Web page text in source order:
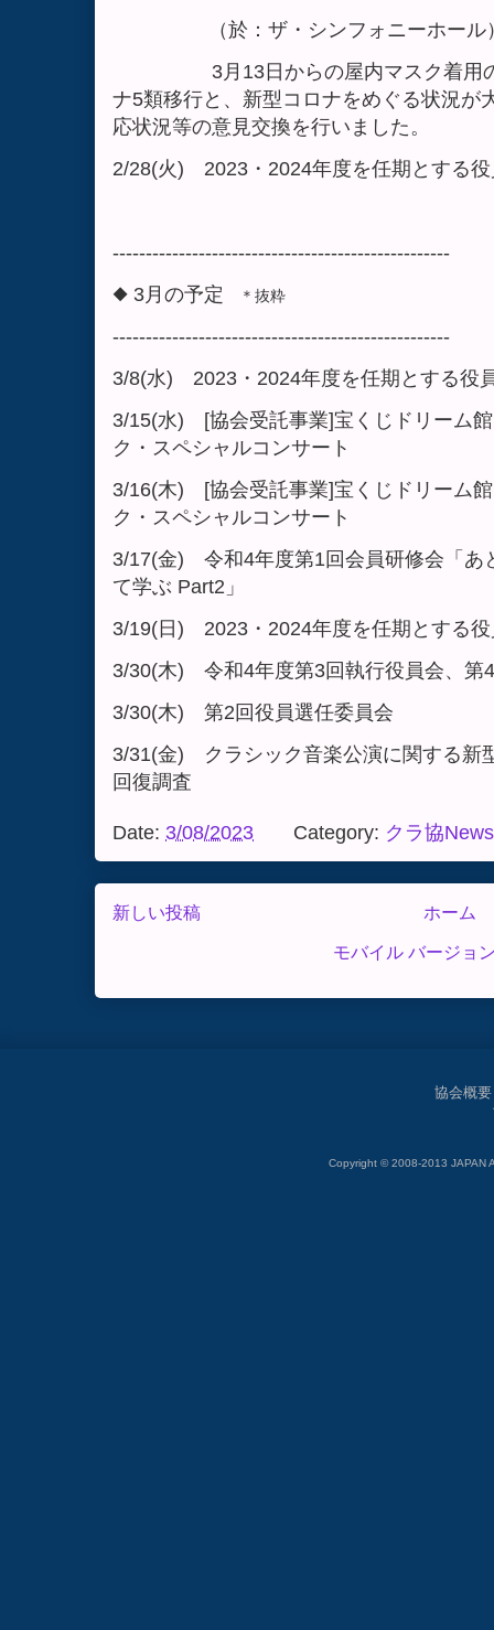
（於：ザ・シンフォニーホール
3月13日からの屋内マスク着用の
ナ5類移行と、新型コロナをめぐる状況が
応状況等の意見交換を行いました。
2/28(火) 2023・2024年度を任期とする
---------------------------------------------------
◆ 3月の予定
＊抜粋
---------------------------------------------------
3/8(水) 2023・2024年度を任期とする役
3/15(水) [協会受託事業]宝くじドリーム
ク・スペシャルコンサート
3/16(木) [協会受託事業]宝くじドリーム
ク・スペシャルコンサート
3/17(金) 令和4年度第1回会員研修会「あ
て学ぶ Part2」
3/19(日) 2023・2024年度を任期とする
3/30(木) 令和4年度第3回執行役員会、第
3/30(木) 第2回役員選任委員会
3/31(金) クラシック音楽公演に関する新
回復調査
Date: 3/08/2023 Category: クラ協News
新しい投稿 ホーム
モバイル バージョ
協会概要
Copyright © 2008-2013 JAPAN